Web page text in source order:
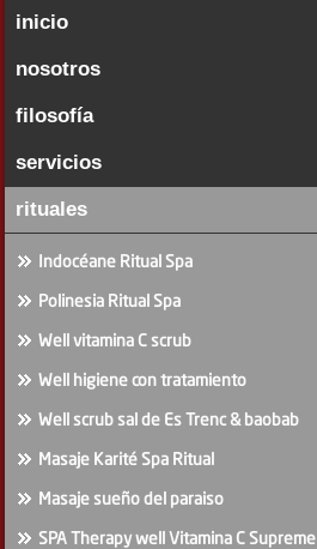
inicio
nosotros
filosofía
servicios
rituales
Indocéane Ritual Spa
Polinesia Ritual Spa
Well vitamina C scrub
Well higiene con tratamiento
Well scrub sal de Es Trenc & baobab
Masaje Karité Spa Ritual
Masaje sueño del paraiso
SPA Therapy well Vitamina C Supreme